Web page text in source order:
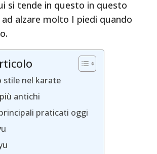
si tende in questo in questo
ad alzare molto I piedi quando
stile nel karate
antichi
praticati oggi